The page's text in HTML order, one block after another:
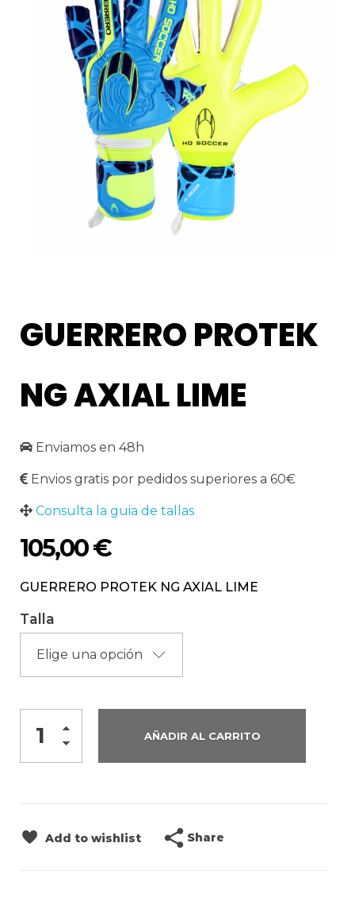
GUERRERO PROTEK
NG AXIAL LIME
Enviamos en 48h
Envios gratis por pedidos superiores a 60€
Consulta la guia de tallas
105,00€
GUERRERO PROTEK NG AXIAL LIME
Talla
AÑADIR AL CARRITO
Add to wishlist Share